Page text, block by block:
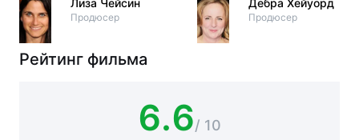
Лиза Чейсин
Продюсер
Дебра Хейуорд
Продюсер
Рейтинг фильма
6.6/ 10